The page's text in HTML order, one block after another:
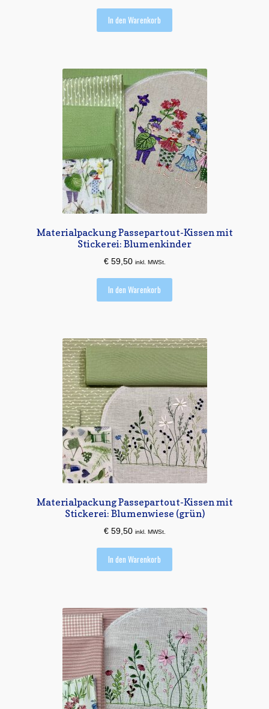
In den Warenkorb
Materialpackung Passepartout-Kissen mit
Stickerei: Blumenkinder
€59,50 inkl. MWSt.
In den Warenkorb
Materialpackung Passepartout-Kissen mit
Stickerei: Blumenwiese (grün)
€59,50 inkl. MWSt.
In den Warenkorb